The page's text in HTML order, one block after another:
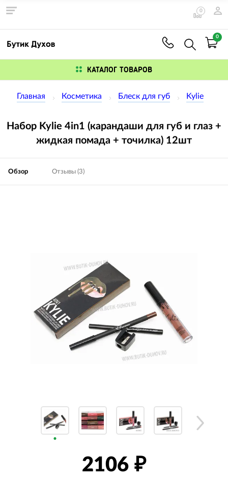
0
0
КАТАЛОГ ТОВАРОВ
Главная Косметика Блеск для губ Kylie
Набор Kylie 4in1 (карандаши для губ и глаз +
жидкая помада + точилка) 12шт
Обзор Отзывы (3)
2106